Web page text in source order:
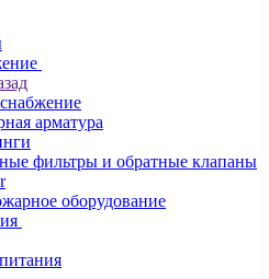
арматура
фильтры и обратные клапаны
оборудование